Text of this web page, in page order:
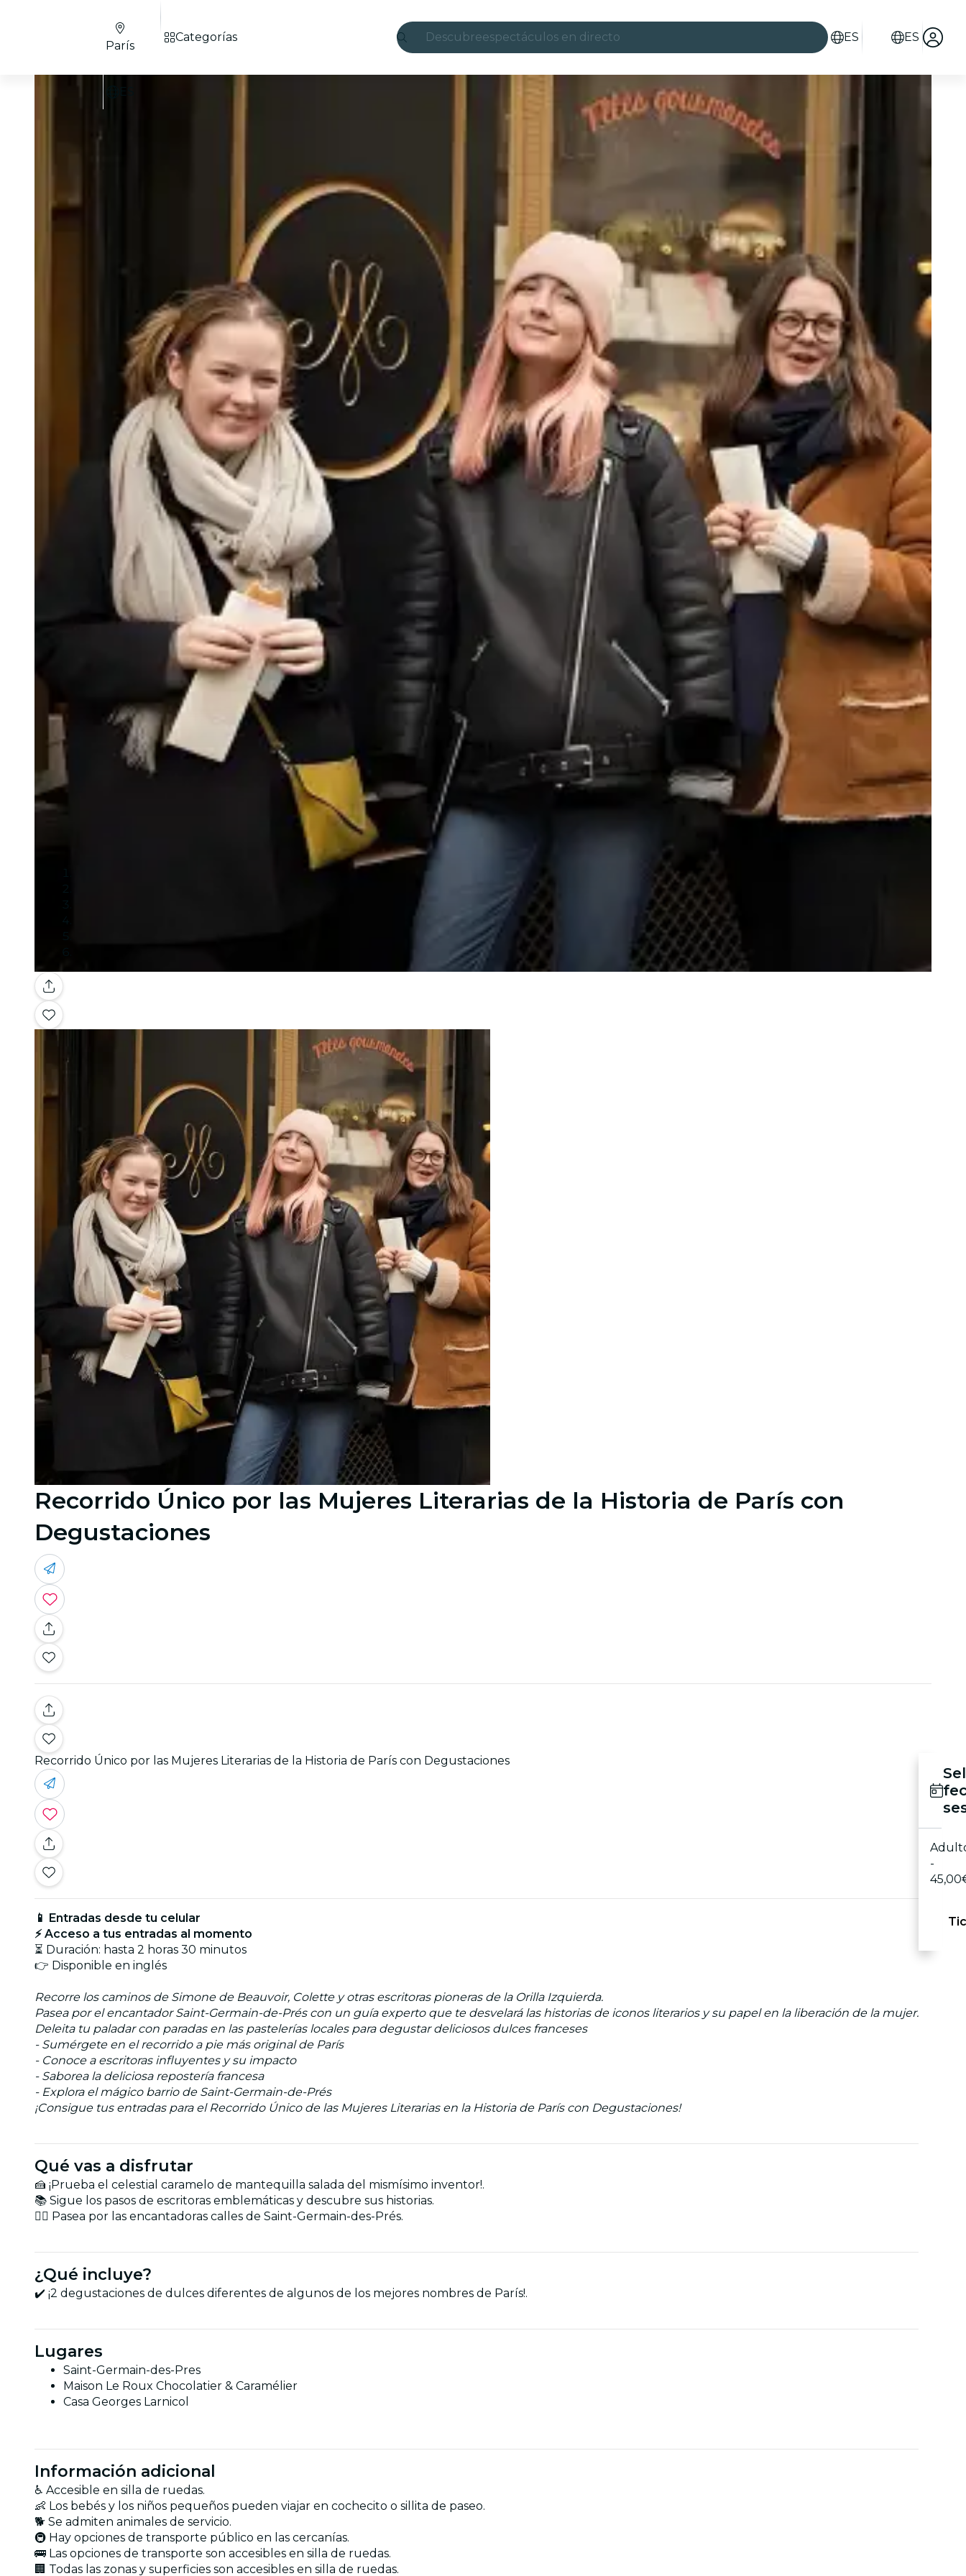
Descubreespectáculos en directo
exposiciones
recorridos por la ciudad
conciertos
restaurantes
cine
ES ES
París
ES
Categorías
Galería
Recorrido Único por las Mujeres Literarias de la Historia de París con
Degustaciones
Recorrido Único por las Mujeres Literarias de la Historia de París con Degustaciones
📱 Entradas desde tu celular
⚡ Acceso a tus entradas al momento
⏳ Duración: hasta 2 horas 30 minutos
👉 Disponible en inglés
Recorre los caminos de Simone de Beauvoir, Colette y otras escritoras pioneras de la Orilla Izquierda.
Pasea por el encantador Saint-Germain-de-Prés con un guía experto que te desvelará las historias de iconos literarios y su papel en la liberación de la mujer.
Deleita tu paladar con paradas en las pastelerías locales para degustar deliciosos dulces franceses
- Sumérgete en el recorrido a pie más original de París
- Conoce a escritoras influyentes y su impacto
- Saborea la deliciosa repostería francesa
- Explora el mágico barrio de Saint-Germain-de-Prés
¡Consigue tus entradas para el Recorrido Único de las Mujeres Literarias en la Historia de París con Degustaciones!
Qué vas a disfrutar
🍰 ¡Prueba el celestial caramelo de mantequilla salada del mismísimo inventor!.
📚 Sigue los pasos de escritoras emblemáticas y descubre sus historias.
🚶‍♀️ Pasea por las encantadoras calles de Saint-Germain-des-Prés.
¿Qué incluye?
✔️ ¡2 degustaciones de dulces diferentes de algunos de los mejores nombres de París!.
Lugares
Saint-Germain-des-Pres
Maison Le Roux Chocolatier & Caramélier
Casa Georges Larnicol
Información adicional
♿ Accesible en silla de ruedas.
👶 Los bebés y los niños pequeños pueden viajar en cochecito o sillita de paseo.
🐕 Se admiten animales de servicio.
🚇 Hay opciones de transporte público en las cercanías.
🚌 Las opciones de transporte son accesibles en silla de ruedas.
🏢 Todas las zonas y superficies son accesibles en silla de ruedas.
-